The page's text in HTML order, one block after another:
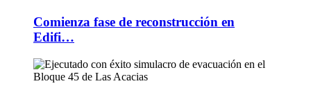
Comienza fase de reconstrucción en
Edifi…